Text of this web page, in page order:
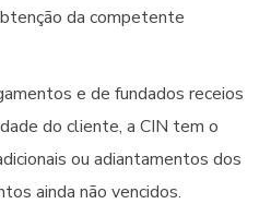
da competente
e de fundados receios
do cliente, a CIN tem o
ou adiantamentos dos
ainda não vencidos.